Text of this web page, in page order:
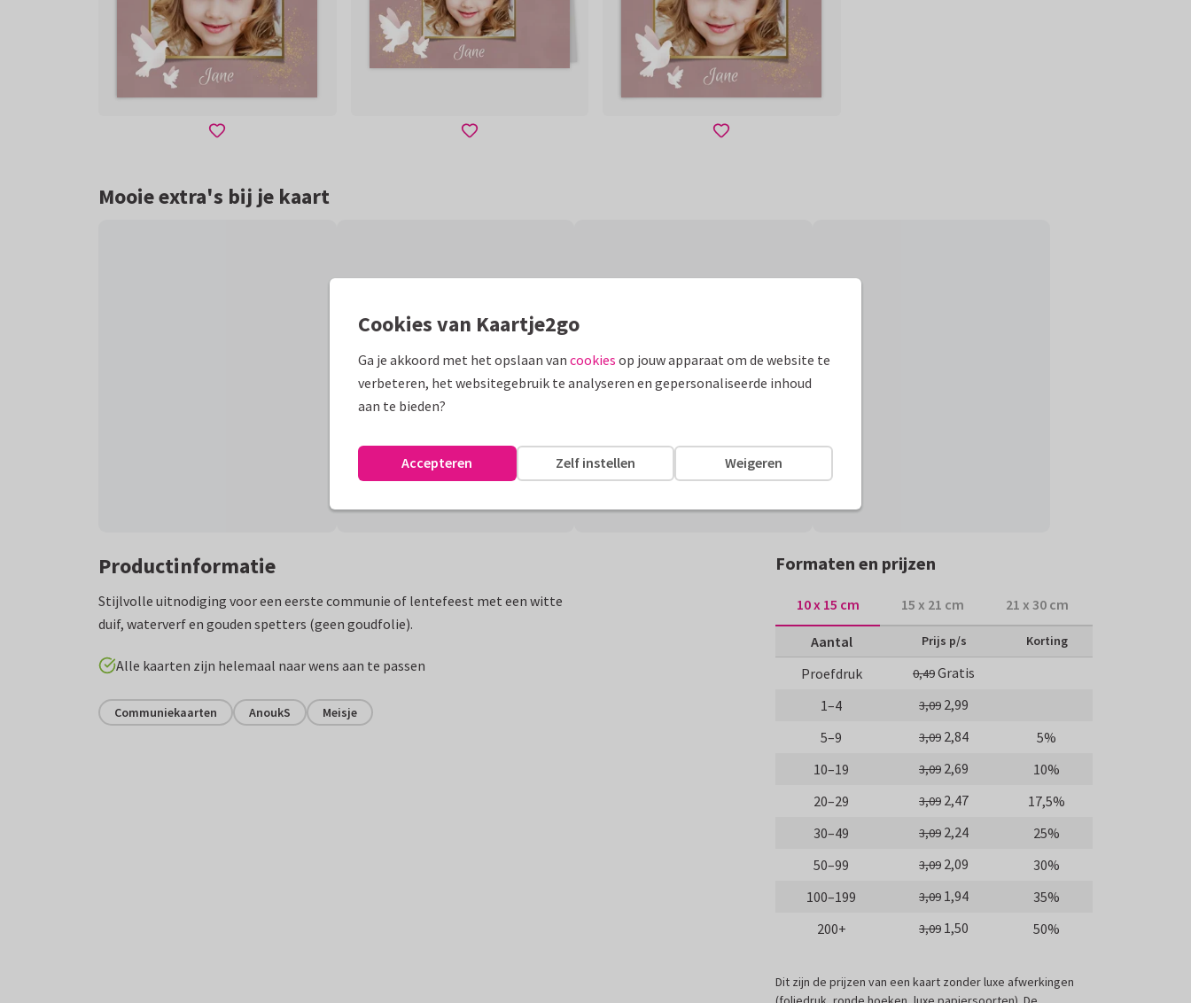
Mooie extra's bij je kaart
Productinformatie
Stijlvolle uitnodiging voor een eerste communie of lentefeest met een witte
duif, waterverf en gouden spetters (geen goudfolie).
Alle kaarten zijn helemaal naar wens aan te passen
Communiekaarten AnoukS Meisje
Formaten en prijzen
10 x 15 cm 15 x 21 cm 21 x 30 cm
Aantal Prijs p/s Korting
Proefdruk 0,49Gratis
1–4
3,09 2,99
5–9
3,09 2,84
5%
10–19
3,09 2,69
10%
20–29
3,09 2,47
17,5%
30–49
3,09 2,24
25%
50–99
3,09 2,09
30%
100–199
3,09 1,94
35%
200+
3,09 1,50 50%
Dit zijn de prijzen van een kaart zonder luxe afwerkingen
Cookies van Kaartje2go
Ga je akkoord met het opslaan van cookies op jouw apparaat om de website te
verbeteren, het websitegebruik te analyseren en gepersonaliseerde inhoud
aan te bieden?
Weigeren
Zelf instellen
Accepteren